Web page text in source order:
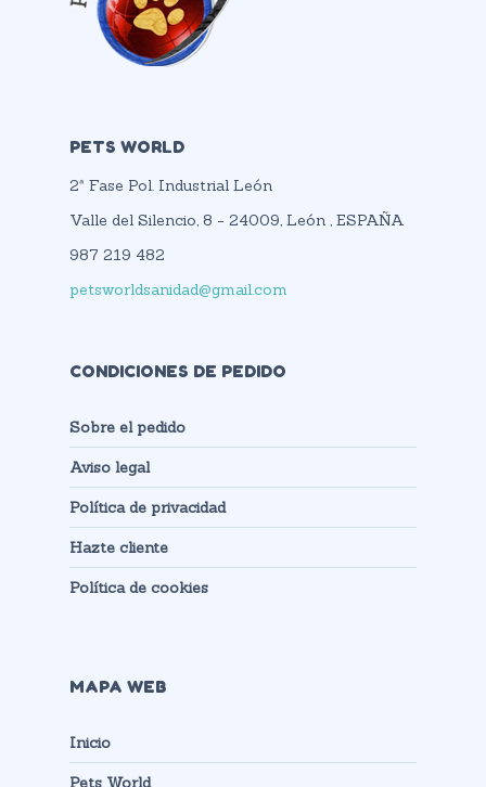
PETS WORLD
2ª Fase Pol. Industrial León
Valle del Silencio, 8 - 24009, León , ESPAÑA
987 219 482
petsworldsanidad@gmail.com
CONDICIONES DE PEDIDO
Sobre el pedido
Aviso legal
Política de privacidad
Hazte cliente
Política de cookies
MAPA WEB
Inicio
Pets World